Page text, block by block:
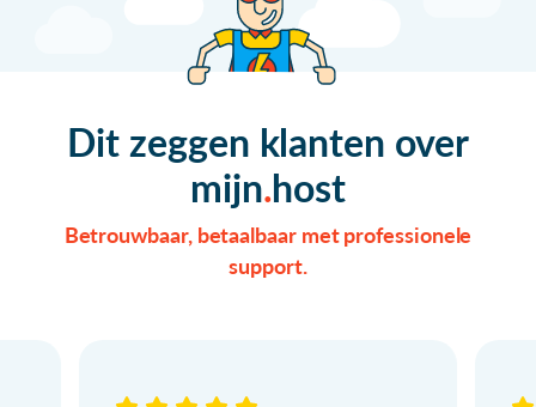
Dit zeggen klanten over
mijn host
Betrouwbaar, betaalbaar met professionele
support.